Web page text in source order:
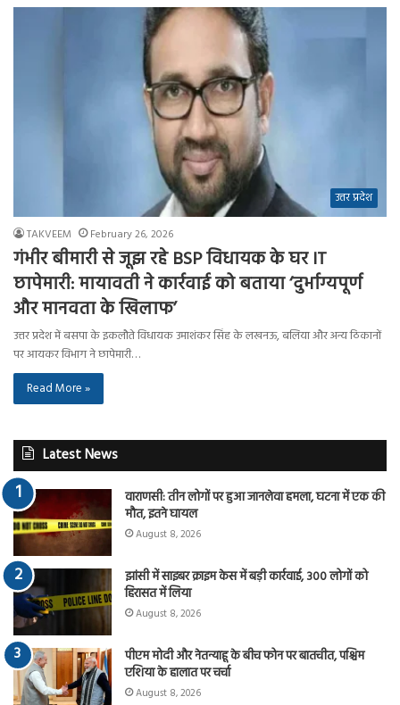
उत्तर प्रदेश
TAKVEEM February 26, 2026
गंभीर बीमारी से जूझ रहे BSP विधायक के घर IT
छापेमारी: मायावती ने कार्रवाई को बताया ‘दुर्भाग्यपूर्ण
और मानवता के खिलाफ’
उत्तर प्रदेश में बसपा के इकलौते विधायक उमाशंकर सिंह के लखनऊ, बलिया और अन्य ठिकानों
पर आयकर विभाग ने छापेमारी…
Read More »
Latest News
वाराणसी: तीन लोगों पर हुआ जानलेवा हमला, घटना में एक की
मौत, इतने घायल
August 8, 2026
झांसी में साइबर क्राइम केस में बड़ी कार्रवाई, 300 लोगों को
हिरासत में लिया
August 8, 2026
पीएम मोदी और नेतन्याहू के बीच फोन पर बातचीत, पश्चिम
एशिया के हालात पर चर्चा
August 8, 2026